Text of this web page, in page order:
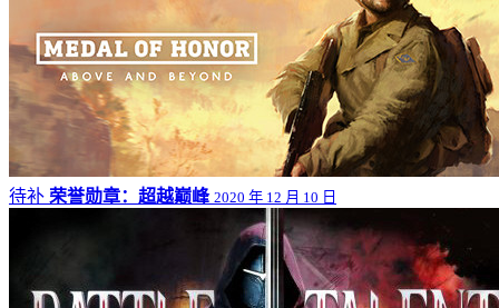
待补 荣誉勋章：超越巅峰 2020 年 12 月 10 日